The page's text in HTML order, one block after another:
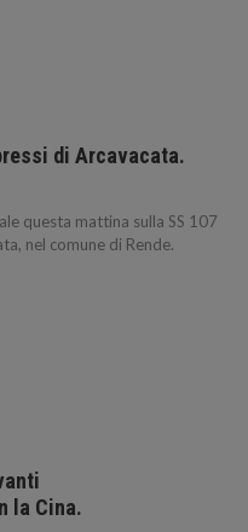
di Arcavacata.
questa mattina sulla SS 107
nel comune di Rende.
la Cina.